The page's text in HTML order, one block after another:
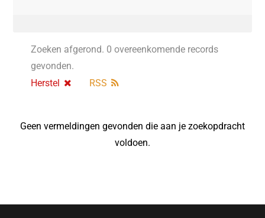
Zoeken afgerond. 0 overeenkomende records
gevonden.
Herstel
RSS
Geen vermeldingen gevonden die aan je zoekopdracht
voldoen.